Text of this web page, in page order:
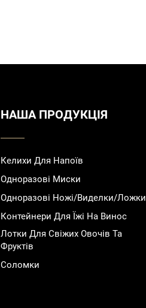
НАША ПРОДУКЦІЯ
Келихи Для Напоїв
Одноразові Миски
Одноразові Ножі/Виделки/Ложки
Контейнери Для Їжі На Винос
Лотки Для Свіжих Овочів Та
Фруктів
Соломки